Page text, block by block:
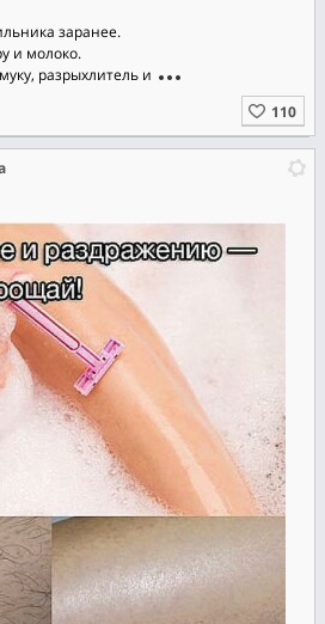
заранее.
и молоко.
разрыхлитель и